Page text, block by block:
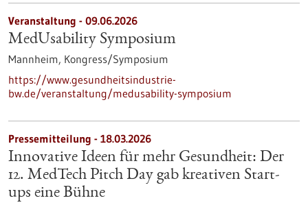
Veranstaltung - 09.06.2026
MedUsability Symposium
Mannheim, Kongress/Symposium
https://www.gesundheitsindustrie-
bw.de/veranstaltung/medusability-symposium
Pressemitteilung - 18.03.2026
Innovative Ideen für mehr Gesundheit: Der
12. MedTech Pitch Day gab kreativen Start-
ups eine Bühne